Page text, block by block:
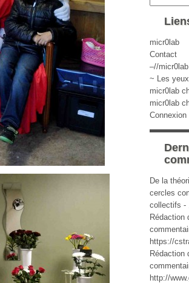
micr0lab
Contact
–//
~ Les
micr0lab
micr0lab
Connexion
De la
cercles
collectifs -
Rédaction
https://
Rédaction
http://